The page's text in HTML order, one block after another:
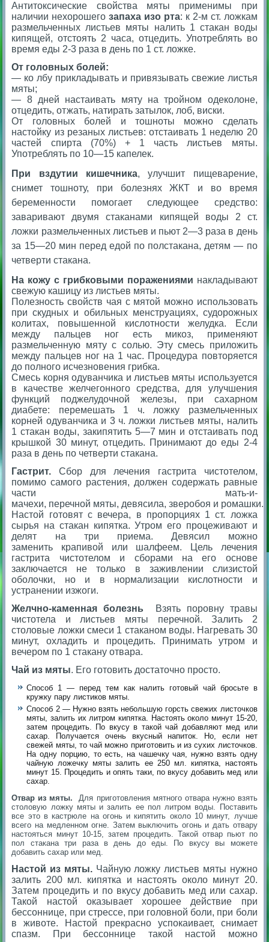
Антитоксические свойства мяты применимы при
наличии нехорошегозапаха изо рта: к 2-м ст. ложкам
размельченных листьев мяты налить 1 стакан воды
кипящей, отстоять 2 часа, отцедить. Употреблять во
время еды 2-3 раза в день по 1 ст. ложке.
От головных болей:
— ко лбу прикладывать и привязывать свежие листья
мяты;
— 8 дней настаивать мяту на тройном одеколоне,
отцедить, отжать, натирать затылок, лоб, виски.
От головных болей и тошноты можно сделать
настойку из резаных листьев: отстаивать 1 неделю 20
частей спирта (70%) + 1 часть листьев мяты.
Употреблять по 10—15 капелек.
При вздутии кишечника, улучшит пищеварение,
снимет тошноту, при болезнях ЖКТ и во время
беременности помогает следующее средство:
заваривают двумя стаканами кипящей воды 2 ст.
ложки размельченных листьев и пьют 2—3 раза в день
за 15—20 мин перед едой по полстакана, детям — по
четверти стакана.
На кожу с грибковыми поражениями накладывают
свежую кашицу из листьев мяты.
Полезность свойств чая с мятой можно использовать
при скудных и обильных менструациях, судорожных
колитах, повышенной кислотности желудка. Если
между пальцев ног есть микоз, применяют
размельченную мяту с солью. Эту смесь приложить
между пальцев ног на 1 час. Процедура повторяется
до полного исчезновения грибка.
Смесь корня одуванчика и листьев мяты используется
в качестве желчегонного средства, для улучшения
функций поджелудочной железы, при сахарном
диабете: перемешать 1 ч. ложку размельченных
корней одуванчика и 3 ч. ложки листьев мяты, налить
1 стакан воды, закипятить 5—7 мин и отстаивать под
крышкой 30 минут, отцедить. Принимают до еды 2-4
раза в день по четверти стакана.
Гастрит.Сбор для лечения гастрита чистотелом,
помимо самого растения, должен содержать равные
части мать-и-
мачехи, перечной мяты, девясила, зверобоя и ромашки.
Настой готовят с вечера, в пропорциях 1 ст. ложка
сырья на стакан кипятка. Утром его процеживают и
делят на три приема. Девясил можно
заменить крапивой или шалфеем. Цель лечения
гастрита чистотелом и сборами на его основе
заключается не только в заживлении слизистой
оболочки, но и в нормализации кислотности и
устранении изжоги.
Желчно-каменная болезнь
Взять поровну травы
чистотела и листьев мяты перечной. Залить 2
столовые ложки смеси 1 стаканом воды. Нагревать 30
минут, охладить и процедить. Принимать утром и
вечером по 1 стакану отвара.
Чай из мяты. Его готовить достаточно просто.
Способ 1 — перед тем как налить готовый чай бросьте в
кружку пару листиков мяты.
Способ 2 — Нужно взять небольшую горсть свежих листочков
мяты, залить их литром кипятка. Настоять около минут 15-20,
затем процедить. По вкусу в такой чай добавляют мед или
сахар. Получается очень вкусный напиток. Но, если нет
свежей мяты, то чай можно приготовить и из сухих листочков.
На одну порцию, то есть, на чашечку чая, нужно взять одну
чайную ложечку мяты залить ее 250 мл. кипятка, настоять
минут 15. Процедить и опять таки, по вкусу добавить мед или
сахар.
Отвар из мяты. Для приготовления мятного отвара нужно взять
столовую ложку мяты и залить ее пол литром воды. Поставить
все это в кастрюле на огонь и кипятить около 10 минут, лучше
всего на медленном огне. Затем выключить огонь и дать отвару
настояться минут 10-15, затем процедить. Такой отвар пьют по
пол стакана три раза в день до еды. По вкусу вы можете
добавить сахар или мед.
Настой из мяты. Чайную ложку листьев мяты нужно
залить 200 мл. кипятка и настоять около минут 20.
Затем процедить и по вкусу добавить мед или сахар.
Такой настой оказывает хорошее действие при
бессоннице, при стрессе, при головной боли, при боли
в животе. Настой прекрасно успокаивает, снимает
спазм. При бессоннице такой настой можно